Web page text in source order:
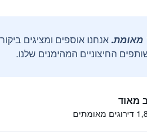
החיצוניים המהימנים שלנו.
מאוד
מאומתים